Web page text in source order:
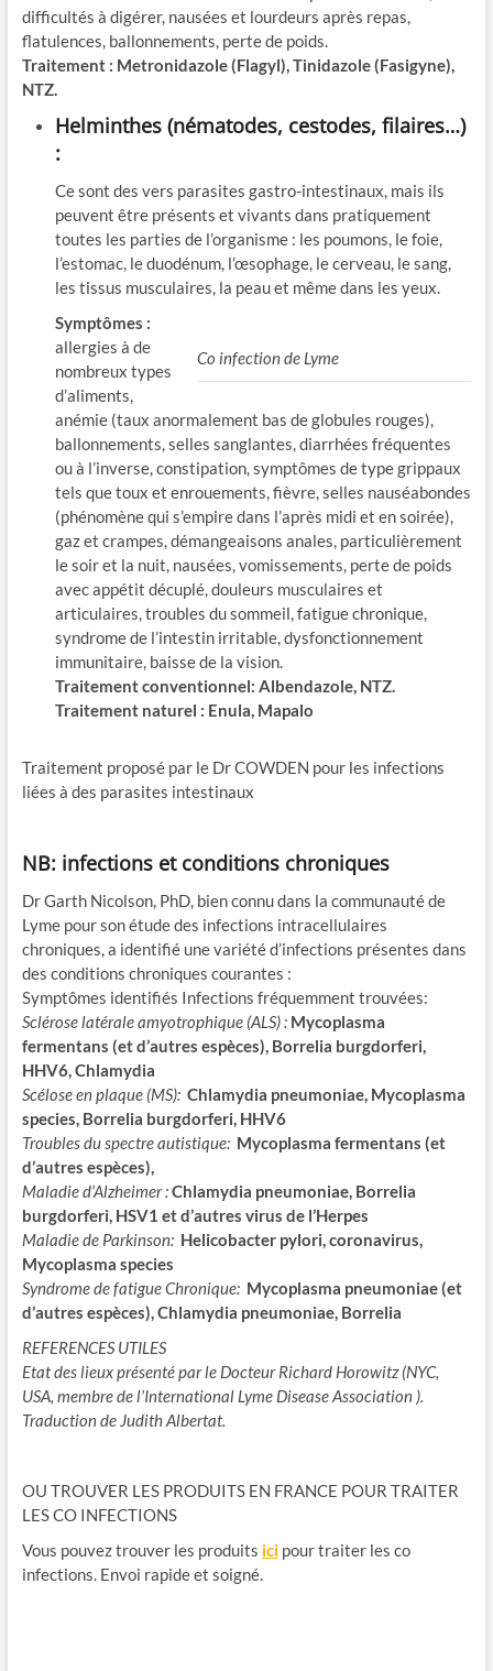
difficultés à digérer, nausées et lourdeurs après repas,
flatulences, ballonnements, perte de poids.
Traitement : Metronidazole (Flagyl), Tinidazole (Fasigyne),
NTZ.
Helminthes (nématodes, cestodes, filaires…)
:
Ce sont des vers parasites gastro-intestinaux, mais ils
peuvent être présents et vivants dans pratiquement
toutes les parties de l’organisme : les poumons, le foie,
l’estomac, le duodénum, l’œsophage, le cerveau, le sang,
les tissus musculaires, la peau et même dans les yeux.
Co infection de Lyme
Symptômes :
allergies à de
nombreux types
d’aliments,
anémie (taux anormalement bas de globules rouges),
ballonnements, selles sanglantes, diarrhées fréquentes
ou à l’inverse, constipation, symptômes de type grippaux
tels que toux et enrouements, fièvre, selles nauséabondes
(phénomène qui s’empire dans l’après midi et en soirée),
gaz et crampes, démangeaisons anales, particulièrement
le soir et la nuit, nausées, vomissements, perte de poids
avec appétit décuplé, douleurs musculaires et
articulaires, troubles du sommeil, fatigue chronique,
syndrome de l’intestin irritable, dysfonctionnement
immunitaire, baisse de la vision.
Traitement conventionnel: Albendazole, NTZ.
Traitement naturel : Enula, Mapalo
Traitement proposé par le Dr COWDEN pour les infections
liées à des parasites intestinaux
NB: infections et conditions chroniques
Dr Garth Nicolson, PhD, bien connu dans la communauté de
Lyme pour son étude des infections intracellulaires
chroniques, a identifié une variété d’infections présentes dans
des conditions chroniques courantes :
Symptômes identifiés Infections fréquemment trouvées:
Sclérose latérale amyotrophique (ALS) : Mycoplasma
fermentans (et d’autres espèces), Borrelia burgdorferi,
HHV6, Chlamydia
Scélose en plaque (MS): Chlamydia pneumoniae, Mycoplasma
species, Borrelia burgdorferi, HHV6
Troubles du spectre autistique: Mycoplasma fermentans (et
d’autres espèces),
Maladie d’Alzheimer :Chlamydia pneumoniae, Borrelia
burgdorferi, HSV1 et d’autres virus de l’Herpes
Maladie de Parkinson: Helicobacter pylori, coronavirus,
Mycoplasma species
Syndrome de fatigue Chronique: Mycoplasma pneumoniae (et
d’autres espèces), Chlamydia pneumoniae, Borrelia
REFERENCES UTILES
Etat des lieux présenté par le Docteur Richard Horowitz (NYC,
USA, membre de l’International Lyme Disease Association ).
Traduction de Judith Albertat.
OU TROUVER LES PRODUITS EN FRANCE POUR TRAITER
LES CO INFECTIONS
Vous pouvez trouver les produits icipour traiter les co
infections. Envoi rapide et soigné.